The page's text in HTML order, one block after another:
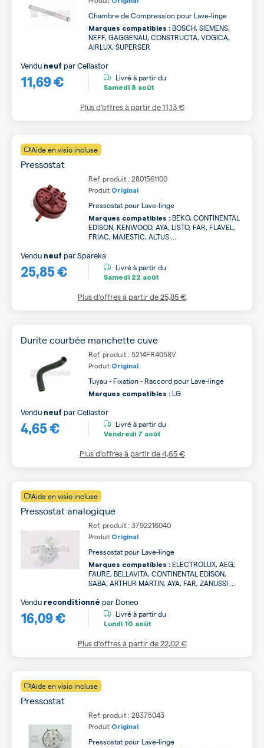
Chambre de Compression pour Lave-linge
Marques compatibles : BOSCH, SIEMENS,
NEFF, GAGGENAU, CONSTRUCTA, VOGICA,
AIRLUX, SUPERSER
11,69 €
Vendu neuf parCellastor
Livré à partir du
Samedi 8 août
Plus d’offres à partir de11,13 €
Aide en visio incluse
Pressostat
Ref. produit : 2801561100
Produit Original
Pressostat pour Lave-linge
Marques compatibles : BEKO, CONTINENTAL
EDISON, KENWOOD, AYA, LISTO, FAR, FLAVEL,
FRIAC, MAJESTIC, ALTUS ...
25,85 €
Vendu neuf parSpareka
Livré à partir du
Samedi 22 août
Plus d’offres à partir de25,85 €
Durite courbée manchette cuve
Ref. produit : 5214FR4058V
Produit Original
Tuyau - Fixation - Raccord pour Lave-linge
Marques compatibles : LG
4,65 €
Vendu neuf parCellastor
Livré à partir du
Vendredi 7 août
Plus d’offres à partir de4,65 €
Aide en visio incluse
Pressostat analogique
Ref. produit : 3792216040
Produit Original
Pressostat pour Lave-linge
Marques compatibles : ELECTROLUX, AEG,
FAURE, BELLAVITA, CONTINENTAL EDISON,
SABA, ARTHUR MARTIN, AYA, FAR, ZANUSSI ...
16,09 €
Vendu reconditionné par Doneo
Livré à partir du
Lundi 10 août
Plus d’offres à partir de22,02 €
Aide en visio incluse
Pressostat
Ref. produit : 28375043
Produit Original
Pressostat pour Lave-linge